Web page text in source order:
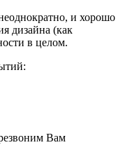
и хорошо
дизайна (как
в целом.
Вам